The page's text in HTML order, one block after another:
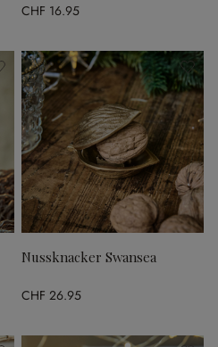
CHF 16.95
Nussknacker Swansea
CHF 26.95